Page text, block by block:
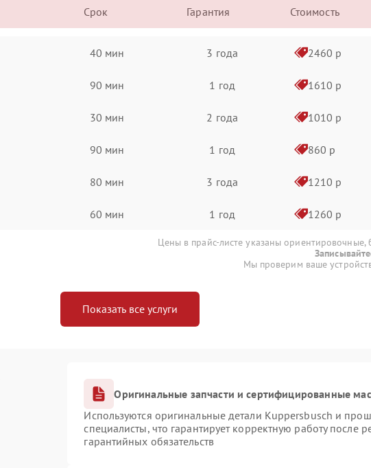
Срок Гарантия Стоимость
40 мин 3 года 2460 р
90 мин 1 год 1610 р
30 мин 2 года 1010 р
90 мин 1 год 860 р
80 мин 3 года 1210 р
60 мин 1 год 1260 р
Цены в прайс-листе указаны ориентировочные,
Мы проверим ваше
Показать все услуги
Оригинальные запчасти и сертифицированные
Используются оригинальные детали Kuppersbusch и
специалисты, что гарантирует корректную работу после
гарантийных обязательств